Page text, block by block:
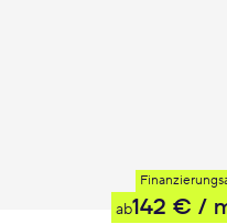
ab142 € /